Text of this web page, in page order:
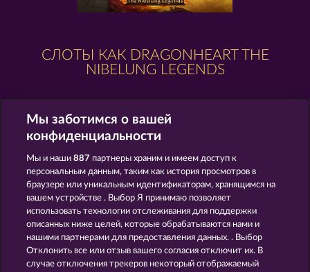
СЛОТЫ КАК DRAGONHEART THE
NIBELUNG LEGENDS
VALKYRIES - THE NIBELUNG LEGENDS MIGHTY DRAGON
Мы заботимся о вашей
конфиденциальности
Мы и наши887 партнеры храним и имеем доступ к
персональным данным, таким как история просмотров в
браузере или уникальным идентификаторам, хранящимся на
вашем устройстве . Выбор Я принимаю позволяет
использовать технологии отслеживания для поддержки
описанных ниже целей, которые обрабатываются нами и
нашими партнерами для предоставления данных. . Выбор
Отклонить все или отзыв вашего согласия отключит их. В
случае отключения трекеров некоторый отображаемый